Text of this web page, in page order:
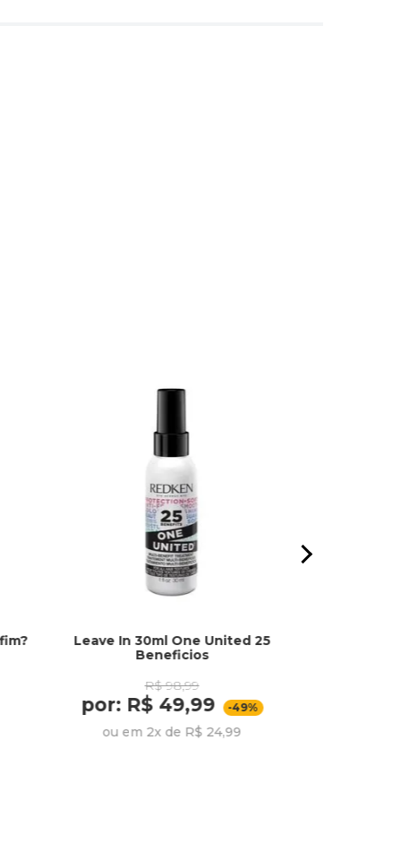
Leave In 30ml One United 25
Beneficios
R$ 98,99
por: R$ 49,99 -49%
ou em 2x de R$ 24,99